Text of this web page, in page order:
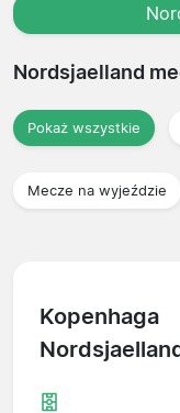
Nordsjaelland
Pokaż wszystkie
Mecze na wyjeździe
Kopenhaga